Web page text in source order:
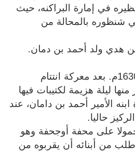
في إمارة البراكنه، حيث
شنظوره بالمحالة من
هدي ولد أحمد بن دمان.
توفي دامان أواخر 1630م. بعد معركة انتتام
ليلة هزيمة لكتيبات فيها
ابنه الأمير أحمد بن دامان، عند
حاليا.
على محفة أوجحفة وهو
من أبنائه أن يقربوه من